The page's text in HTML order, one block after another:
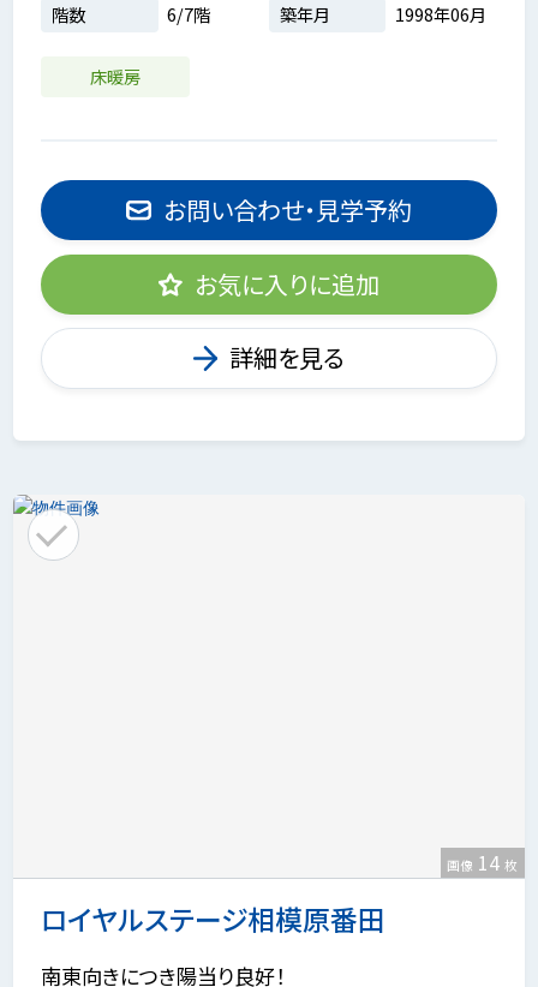
階数
6/7階 築年月 1998年06月
床暖房
お問い合わせ・見学予約
お気に入りに追加
詳細を見る
ロイヤルステージ相模原番田
画像 14 枚
南東向きにつき陽当り良好！